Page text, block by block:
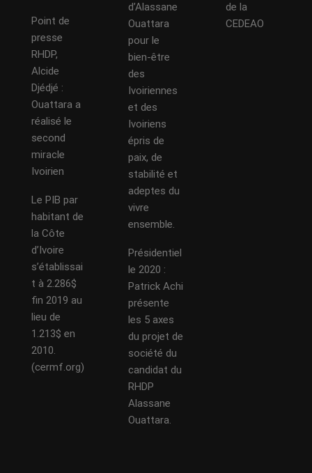
Point de
presse
RHDP,
Alcide
Djédjé :
Ouattara a
réalisé le
second
miracle
Ivoirien
Le PIB par
habitant de
la Côte
d’Ivoire
s’établissai
t à 2.286$
fin 2019 au
lieu de
1.213$ en
2010.
(cermf.org)
d’Alassane
Ouattara
pour le
bien-être
des
Ivoiriennes
et des
Ivoiriens
épris de
paix, de
stabilité et
adeptes du
vivre
ensemble.
Présidentiel
le 2020 :
Patrick Achi
présente
les 5 axes
du projet de
société du
candidat du
RHDP
Alassane
Ouattara.
de la
CEDEAO